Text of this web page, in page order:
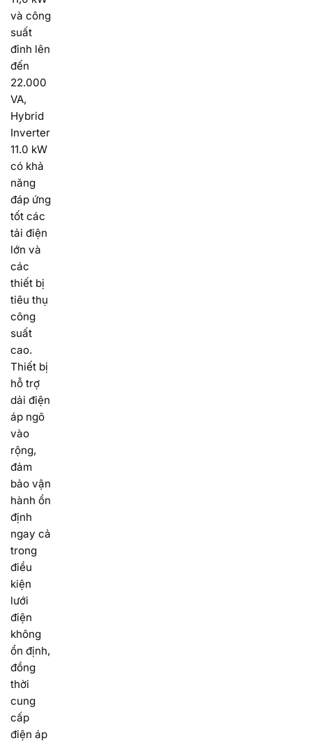
và công
suất
đỉnh lên
đến
22.000
VA,
Hybrid
Inverter
11.0 kW
có khả
năng
đáp ứng
tốt các
tải điện
lớn và
các
thiết bị
tiêu thụ
công
suất
cao.
Thiết bị
hỗ trợ
dải điện
áp ngõ
vào
rộng,
đảm
bảo vận
hành ổn
định
ngay cả
trong
điều
kiện
lưới
điện
không
ổn định,
đồng
thời
cung
cấp
điện áp